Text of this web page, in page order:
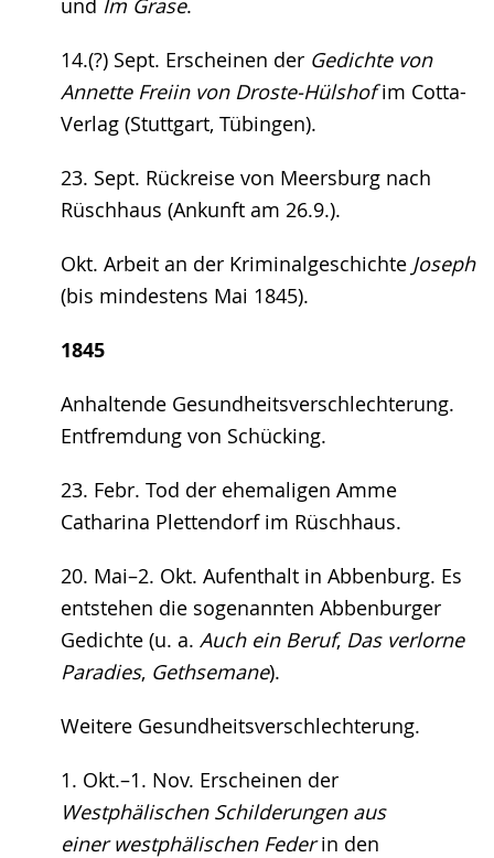
14.(?) Sept. Erscheinen der Gedichte von
Annette Freiin von Droste-Hülshofim Cotta-
Verlag (Stuttgart, Tübingen).
23. Sept. Rückreise von Meersburg nach
Rüschhaus (Ankunft am 26.9.).
Okt. Arbeit an der Kriminalgeschichte Joseph
(bis mindestens Mai 1845).
1845
Anhaltende Gesundheitsverschlechterung.
Entfremdung von Schücking.
23. Febr. Tod der ehemaligen Amme
Catharina Plettendorf im Rüschhaus.
20. Mai–2. Okt. Aufenthalt in Abbenburg. Es
entstehen die sogenannten Abbenburger
Gedichte (u. a. Auch ein Beruf, Das verlorne
Paradies, Gethsemane).
Weitere Gesundheitsverschlechterung.
1. Okt.–1. Nov. Erscheinen der
Westphälischen Schilderungen aus
einer westphälischen Federin den